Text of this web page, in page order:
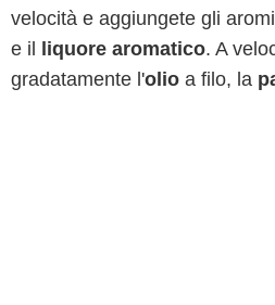
velocità e aggiungete gli
e il
liquore aromatico. A
gradatamente l'olio a filo, la